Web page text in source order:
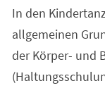
In den
allgemeinen
der Körper- und